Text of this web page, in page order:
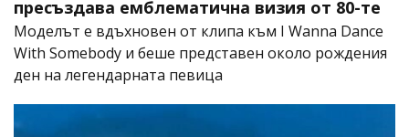
пресъздава емблематична визия от 80-те
Моделът е вдъхновен от клипа към I Wanna Dance
With Somebody и беше представен около рождения
ден на легендарната певица